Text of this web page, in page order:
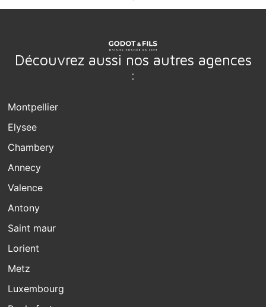
Découvrez aussi nos autres agences
:
Montpellier
Elysee
Chambery
Annecy
Valence
Antony
Saint maur
Lorient
Metz
Luxembourg